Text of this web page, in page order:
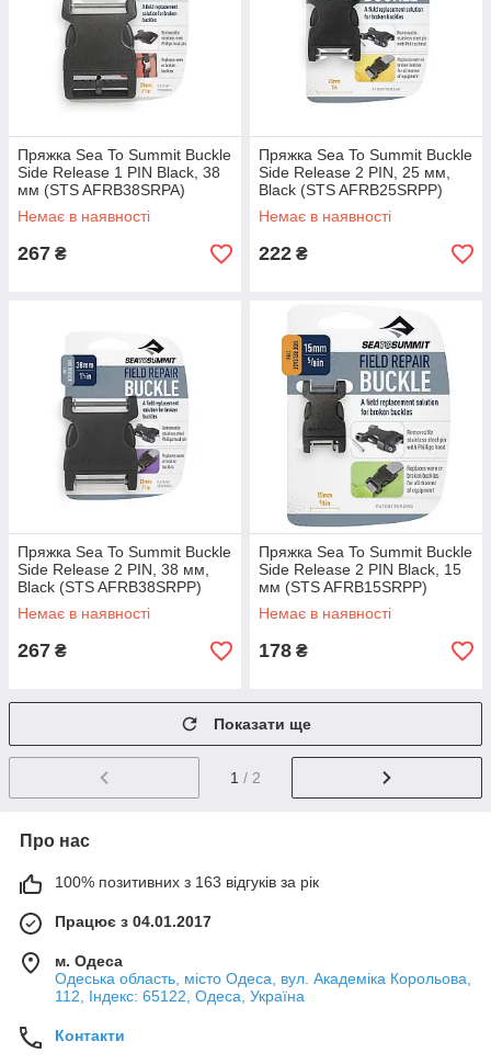
Пряжка Sea To Summit Buckle
Side Release 1 PIN Black, 38
мм (STS AFRB38SRPA)
Немає в наявності
267 ₴
Пряжка Sea To Summit Buckle
Side Release 2 PIN, 25 мм,
Black (STS AFRB25SRPP)
Немає в наявності
222 ₴
Пряжка Sea To Summit Buckle
Side Release 2 PIN, 38 мм,
Black (STS AFRB38SRPP)
Немає в наявності
267 ₴
Пряжка Sea To Summit Buckle
Side Release 2 PIN Black, 15
мм (STS AFRB15SRPP)
Немає в наявності
178 ₴
Показати ще
1 / 2
Про нас
100% позитивних з 163 відгуків за рік
Працює з 04.01.2017
м. Одеса
Одеська область, місто Одеса, вул. Академіка Корольова,
112, Індекс: 65122, Одеса, Україна
Контакти